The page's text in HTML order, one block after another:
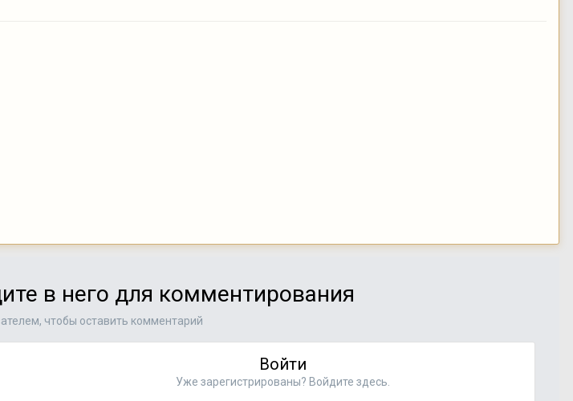
в него для комментирования
чтобы оставить комментарий
Войти
Уже зарегистрированы? Войдите здесь.